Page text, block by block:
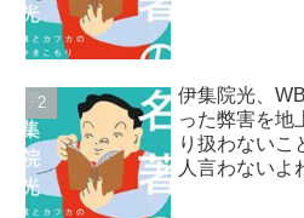
伊集院光、
った弊害を地
り扱わないこ
人言わないよ